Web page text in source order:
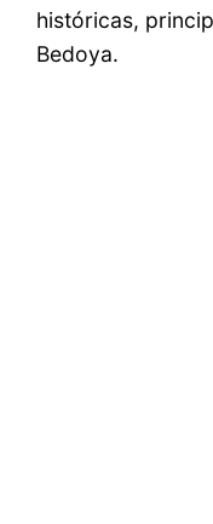
históricas,
Bedoya.